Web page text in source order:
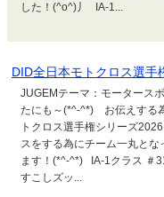
した！(^o^)丿 IA-1...
DID全日本モトクロス選
JUGEMテーマ：モータース
たにも～(*^-^*) お伝えする
トクロス選手権シリーズ
スをする為にチーム一丸と
ます！(*^-^*) IA-1クラス ＃
すこしズッ...